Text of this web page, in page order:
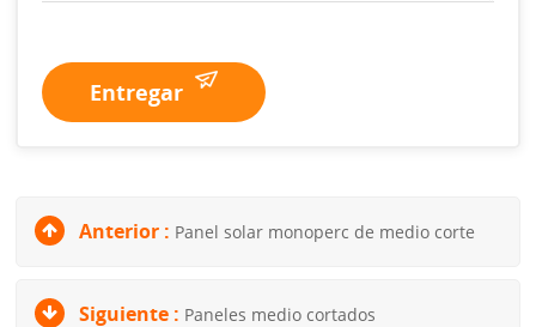
Entregar
Anterior : Panel solar monoperc de medio corte
Siguiente : Paneles medio cortados